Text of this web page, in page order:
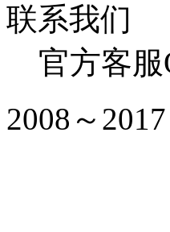
联系我们
官方客服
2008～